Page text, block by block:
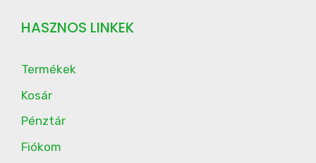
HASZNOS LINKEK
Termékek
Kosár
Pénztár
Fiókom